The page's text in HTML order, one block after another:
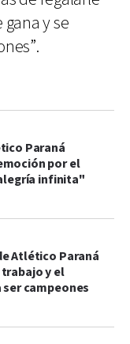
gana y se
Paraná
por el
infinita"
Atlético Paraná
y el
campeones